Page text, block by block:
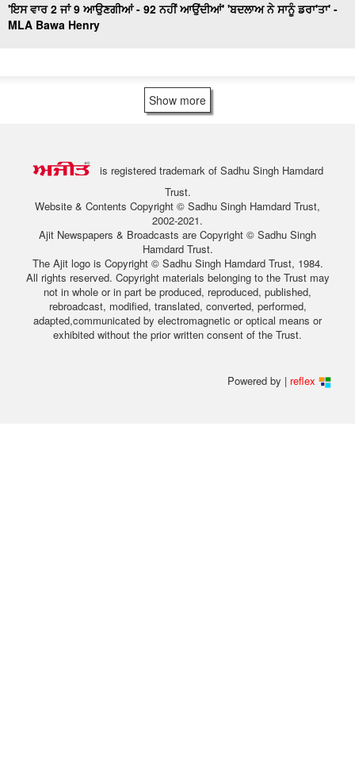
'ਇਸ ਵਾਰ 2 ਜਾਂ 9 ਆਉਣਗੀਆਂ - 92 ਨਹੀਂ ਆਉਂਦੀਆਂ' 'ਬਦਲਾਅ ਨੇ ਸਾਨੂੰ ਡਰਾ'ਤਾ' -
MLA Bawa Henry
Show more
is registered trademark of Sadhu Singh Hamdard
Trust.
Website & Contents Copyright © Sadhu Singh Hamdard Trust,
2002-2021.
Ajit Newspapers & Broadcasts are Copyright © Sadhu Singh
Hamdard Trust.
The Ajit logo is Copyright © Sadhu Singh Hamdard Trust, 1984.
All rights reserved. Copyright materials belonging to the Trust may
not in whole or in part be produced, reproduced, published,
rebroadcast, modified, translated, converted, performed,
adapted,communicated by electromagnetic or optical means or
exhibited without the prior written consent of the Trust.
Powered by | reflex